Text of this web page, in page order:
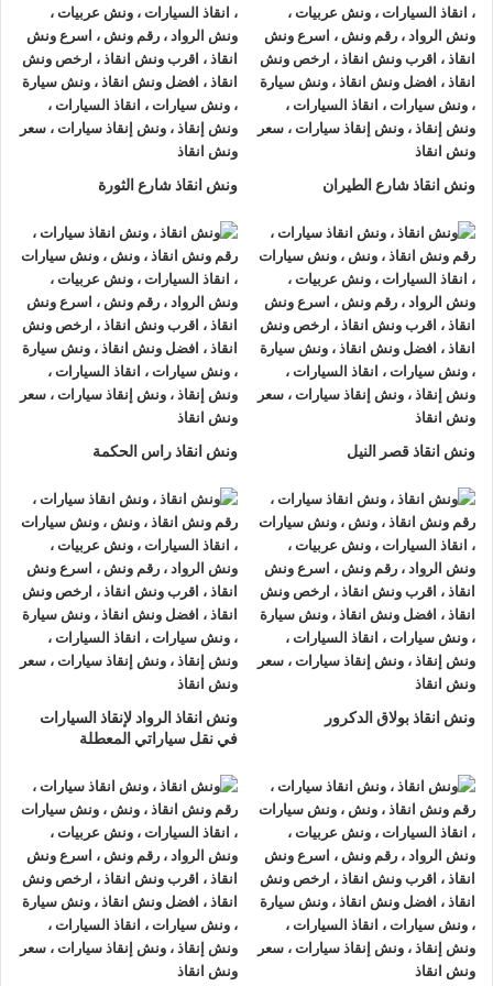
السيارة لفترات طويلة.
ونش سيارات 24 ساعة
خدمة ونش سيارات 24 ساعة من شركة ونش الرواد توفر لك
الطمأنينة الكاملة على مدار اليوم، سواء كانت المشكلة صباحًا أو
منتصف الليل فنحن ندرك أن أعطال السيارات لا تعرف وقت محدد،
لذلك نحرص على تقديم خدمة احترافية على مدار الساعة.
ونش سيارات 24 ساعة مجهز للتعامل مع جميع أنواع الأعطال سواء
كانت ميكانيكية أو كهربائية لضمان عودة سيارتك للعمل بسرعة
وأمان.
سحب السيارات بعد الحوادث
الحوادث المرورية قد تسبب توقف السيارة عن العمل مباشرة، وهنا
المثالي حيث يستخدم فريق الشركة ونش مجهز بأحدث الأدوات
للتعامل مع السيارات المتضررة، سواء كانت الإصابات طفيفة أو
كبيرة.
يتم سحب السيارة بطريقة احترافية وآمنة دون التسبب بأي ضرر
إضافي للهيكل أو القطع الداخلية كما تقدم الشركة استشارات حول
أفضل الأماكن لإصلاح السيارات بعد الحادث لضمان إعادة السيارة
ونش آمن على هيكل السيارة
واحدة من أهم الميزات التي تميز خدمات شركة ونش الرواد هي
ونش آمن على هيكل السيارة، مما يمنح العملاء الثقة الكاملة عند
استخدام خدمات الإنقاذ والسحب حيث يعتمد الونش على تقنيات
حديثة لتثبيت السيارة خلال عملية النقل مع مراعاة الحفاظ على
الطلاء والهيكل الخارجي دون أي خدوش أو أضرار سواء كانت
السيارة فارهة أو اقتصادية، فإن النظام المستخدم يضمن أمانًا تامًا
ونش انقاذ شارع الطيران ونش انقاذ شارع الثورة
ونش انقاذ قصر النيل ونش انقاذ راس الحكمة
ونش انقاذ بولاق الدكرور
ونش انقاذ الرواد لإنقاذ السيارات
في نقل سياراتي المعطلة